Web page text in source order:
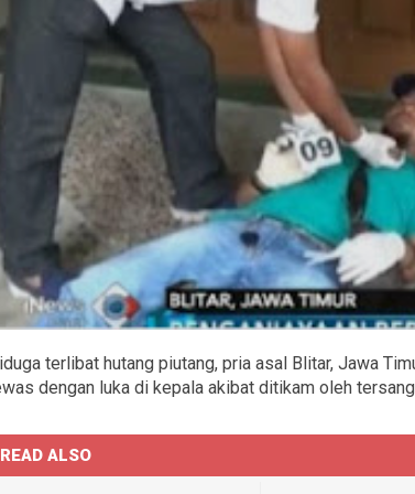
terlibat hutang piutang, pria asal Blitar, Jawa
dengan luka di kepala akibat ditikam oleh
READ ALSO